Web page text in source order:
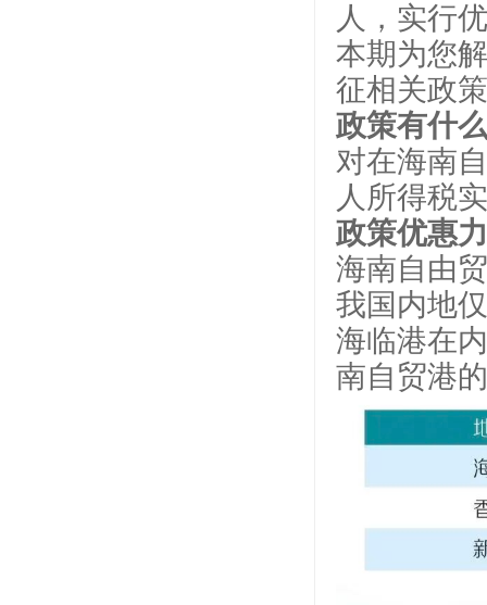
人，实行
本期为您
征相关政
政策有什
对在海南
人所得税
政策优惠
海南自由
我国内地
海临港在
南自贸港